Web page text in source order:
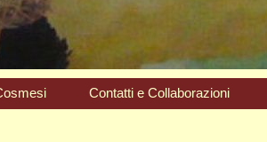
Contatti e Collaborazioni